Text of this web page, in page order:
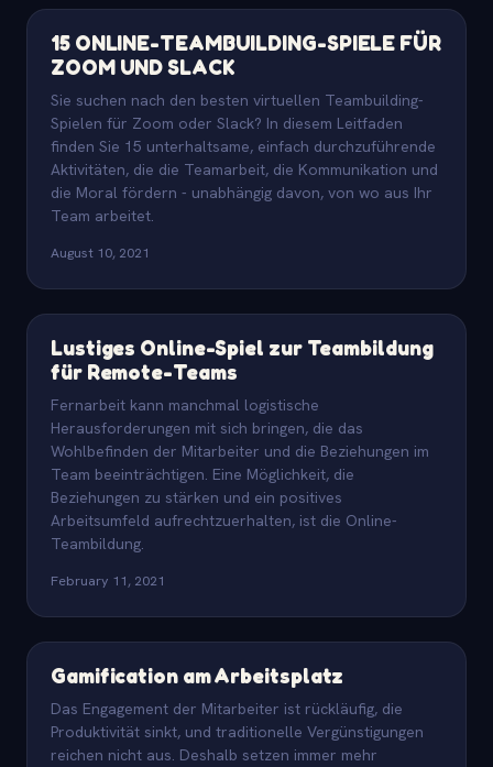
15 ONLINE-TEAMBUILDING-SPIELE FÜR
ZOOM UND SLACK
Sie suchen nach den besten virtuellen Teambuilding-
Spielen für Zoom oder Slack? In diesem Leitfaden
finden Sie 15 unterhaltsame, einfach durchzuführende
Aktivitäten, die die Teamarbeit, die Kommunikation und
die Moral fördern - unabhängig davon, von wo aus Ihr
Team arbeitet.
August 10, 2021
Lustiges Online-Spiel zur Teambildung
für Remote-Teams
Fernarbeit kann manchmal logistische
Herausforderungen mit sich bringen, die das
Wohlbefinden der Mitarbeiter und die Beziehungen im
Team beeinträchtigen. Eine Möglichkeit, die
Beziehungen zu stärken und ein positives
Arbeitsumfeld aufrechtzuerhalten, ist die Online-
Teambildung.
February 11, 2021
Gamification am Arbeitsplatz
Das Engagement der Mitarbeiter ist rückläufig, die
Produktivität sinkt, und traditionelle Vergünstigungen
reichen nicht aus. Deshalb setzen immer mehr